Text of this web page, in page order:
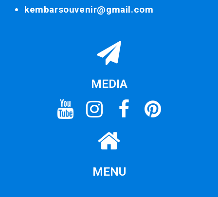
kembarsouvenir@gmail.com
MEDIA
MENU